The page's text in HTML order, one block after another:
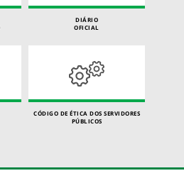
DIÁRIO
OFICIAL
CÓDIGO DE ÉTICA DOS SERVIDORES
PÚBLICOS